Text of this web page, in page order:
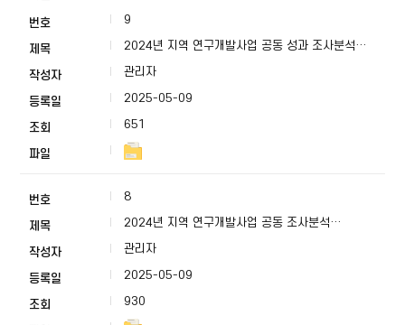
9
2024년 지역 연구개발사업 공동 성과 조사분석
최종보고서
관리자
2025-05-09
651
8
2024년 지역 연구개발사업 공동 조사분석
최종보고서
관리자
2025-05-09
930